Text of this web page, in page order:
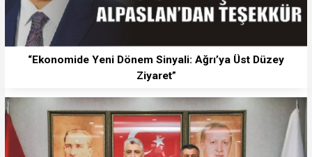
“Ekonomide Yeni Dönem Sinyali: Ağrı’ya Üst Düzey
Ziyaret”